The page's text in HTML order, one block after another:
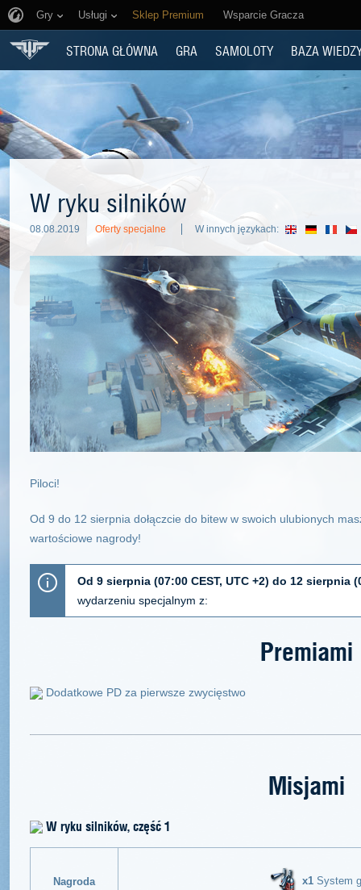
Gry Usługi Sklep Premium Wsparcie Gracza
STRONA GŁÓWNA GRA SAMOLOTY BAZA
W ryku silników
08.08.2019 Oferty specjalne W innych językach:
Piloci!
Od 9 do 12 sierpnia dołączcie do bitew w swoich ulubionych
wartościowe nagrody!
Od 9 sierpnia (07:00 CEST, UTC +2) do 12 sierpnia
wydarzeniu specjalnym z:
Premiami
Dodatkowe PD za pierwsze zwycięstwo
Misjami
W ryku silników, część 1
Nagroda x1 System